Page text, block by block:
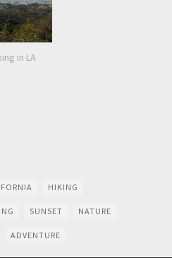
in LA
HIKING
SUNSET NATURE
ADVENTURE